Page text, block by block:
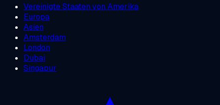
Vereinigte Staaten von Amerika
Europa
Asien
Amsterdam
London
Dubai
Singapur